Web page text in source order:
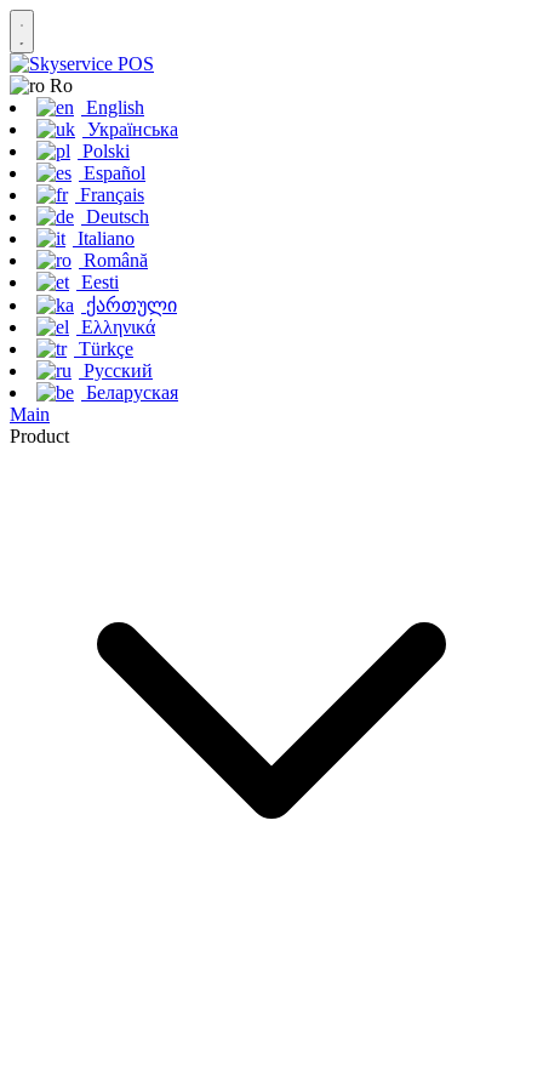
Ro
English
Українська
Polski
Español
Français
Deutsch
Italiano
Română
Eesti
ქართული
Ελληνικά
Türkçe
Русский
Беларуская
Main
Product